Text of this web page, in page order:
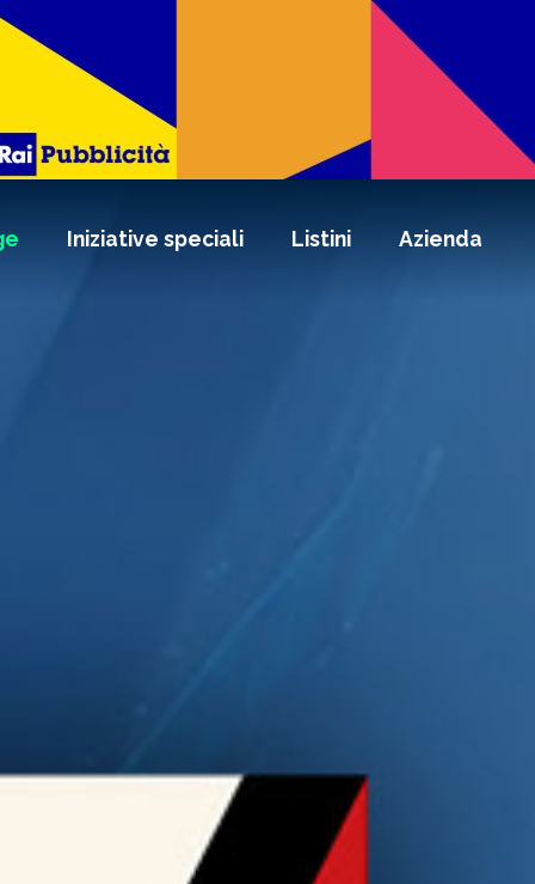
Iniziative speciali Listini Azienda